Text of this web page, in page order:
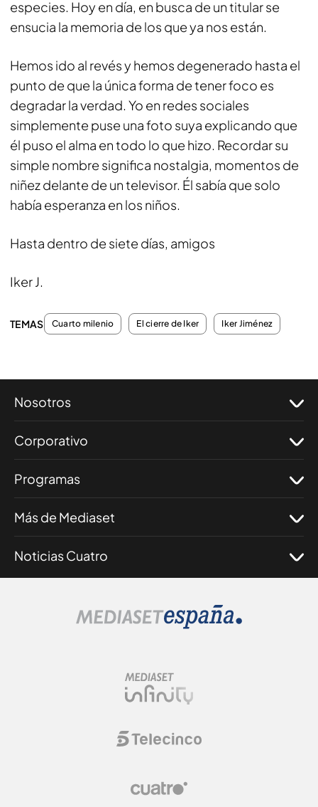
especies. Hoy en día, en busca de un titular se
ensucia la memoria de los que ya nos están.
Hemos ido al revés y hemos degenerado hasta el
punto de que la única forma de tener foco es
degradar la verdad. Yo en redes sociales
simplemente puse una foto suya explicando que
él puso el alma en todo lo que hizo. Recordar su
simple nombre significa nostalgia, momentos de
niñez delante de un televisor. Él sabía que solo
había esperanza en los niños.
Hasta dentro de siete días, amigos
Iker J.
TEMAS Cuarto milenio El cierre de Iker Iker Jiménez
Nosotros
Corporativo
Programas
Más de Mediaset
Noticias Cuatro